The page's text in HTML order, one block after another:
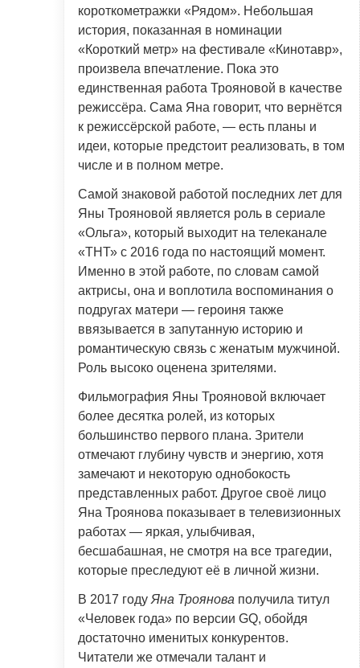
короткометражки «Рядом». Небольшая
история, показанная в номинации
«Короткий метр» на фестивале «Кинотавр»,
произвела впечатление. Пока это
единственная работа Трояновой в качестве
режиссёра. Сама Яна говорит, что вернётся
к режиссёрской работе, — есть планы и
идеи, которые предстоит реализовать, в том
числе и в полном метре.
Самой знаковой работой последних лет для
Яны Трояновой является роль в сериале
«Ольга», который выходит на телеканале
«ТНТ» с 2016 года по настоящий момент.
Именно в этой работе, по словам самой
актрисы, она и воплотила воспоминания о
подругах матери — героиня также
ввязывается в запутанную историю и
романтическую связь с женатым мужчиной.
Роль высоко оценена зрителями.
Фильмография Яны Трояновой включает
более десятка ролей, из которых
большинство первого плана. Зрители
отмечают глубину чувств и энергию, хотя
замечают и некоторую однобокость
представленных работ. Другое своё лицо
Яна Троянова показывает в телевизионных
работах — яркая, улыбчивая,
бесшабашная, не смотря на все трагедии,
которые преследуют её в личной жизни.
В 2017 году Яна Троянова получила титул
«Человек года» по версии GQ, обойдя
достаточно именитых конкурентов.
Читатели же отмечали талант и